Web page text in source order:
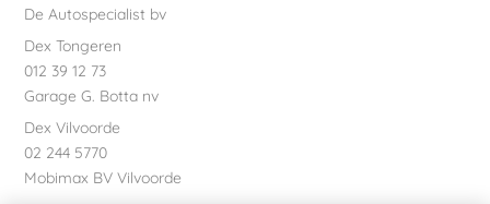
De Autospecialist bv
Dex Tongeren
012 39 12 73
Garage G. Botta nv
Dex Vilvoorde
02 244 5770
Mobimax BV Vilvoorde